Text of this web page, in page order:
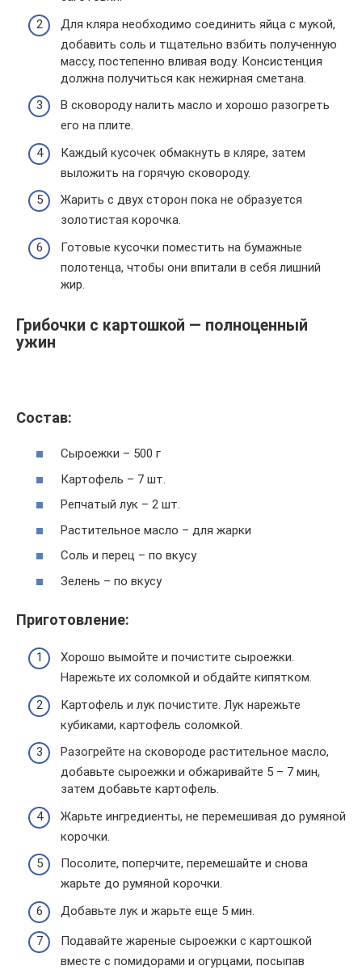
Для кляра необходимо соединить яйца с мукой,
добавить соль и тщательно взбить полученную
массу, постепенно вливая воду. Консистенция
должна получиться как нежирная сметана.
В сковороду налить масло и хорошо разогреть
его на плите.
Каждый кусочек обмакнуть в кляре, затем
выложить на горячую сковороду.
Жарить с двух сторон пока не образуется
золотистая корочка.
Готовые кусочки поместить на бумажные
полотенца, чтобы они впитали в себя лишний
жир.
Грибочки с картошкой — полноценный
ужин
Состав:
Сыроежки – 500 г
Картофель – 7 шт.
Репчатый лук – 2 шт.
Растительное масло – для жарки
Соль и перец – по вкусу
Зелень – по вкусу
Приготовление:
Хорошо вымойте и почистите сыроежки.
Нарежьте их соломкой и обдайте кипятком.
Картофель и лук почистите. Лук нарежьте
кубиками, картофель соломкой.
Разогрейте на сковороде растительное масло,
добавьте сыроежки и обжаривайте 5 – 7 мин,
затем добавьте картофель.
Жарьте ингредиенты, не перемешивая до румяной
корочки.
Посолите, поперчите, перемешайте и снова
жарьте до румяной корочки.
Добавьте лук и жарьте еще 5 мин.
Подавайте жареные сыроежки с картошкой
вместе с помидорами и огурцами, посыпав